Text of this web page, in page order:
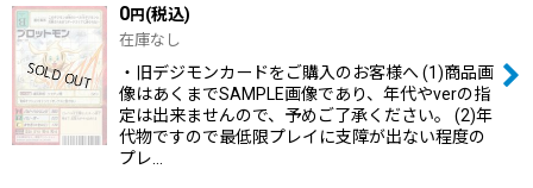
0円(税込)
在庫なし
・旧デジモンカードをご購入のお客様へ (1)商品画
像はあくまでSAMPLE画像であり、年代やverの指
定は出来ませんので、予めご了承ください。 (2)年
代物ですので最低限プレイに支障が出ない程度の
プレ…